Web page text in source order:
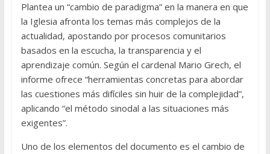
Plantea un “cambio de paradigma” en la manera en que
la Iglesia afronta los temas más complejos de la
actualidad, apostando por procesos comunitarios
basados en la escucha, la transparencia y el
aprendizaje común. Según el cardenal Mario Grech, el
informe ofrece “herramientas concretas para abordar
las cuestiones más difíciles sin huir de la complejidad”,
aplicando “el método sinodal a las situaciones más
exigentes”.
Uno de los elementos del documento es el cambio de